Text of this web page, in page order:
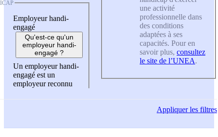
Employeur handi-
engagé
Qu'est-ce qu'un
employeur handi-
engagé ?
Un employeur handi-
engagé est un
employeur reconnu
une activité
professionnelle dans
des conditions
adaptées à ses
capacités. Pour en
savoir plus, consultez
le site de l’UNEA.
Appliquerles filtres